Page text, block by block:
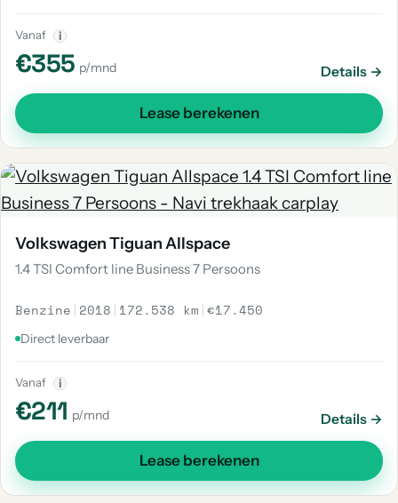
Vanaf i
€355 p/mnd Details →
Lease berekenen
Volkswagen Tiguan Allspace
1.4 TSI Comfort line Business 7 Persoons
Benzine | 2018 | 172.538 km |€17.450
Direct leverbaar
Vanaf i
€211 p/mnd Details →
Lease berekenen